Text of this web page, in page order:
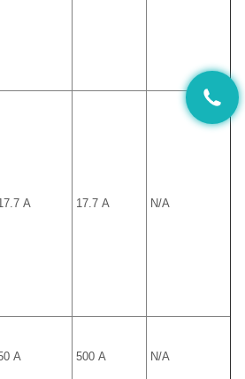
A 17.7 A N/A
A 500 A N/A